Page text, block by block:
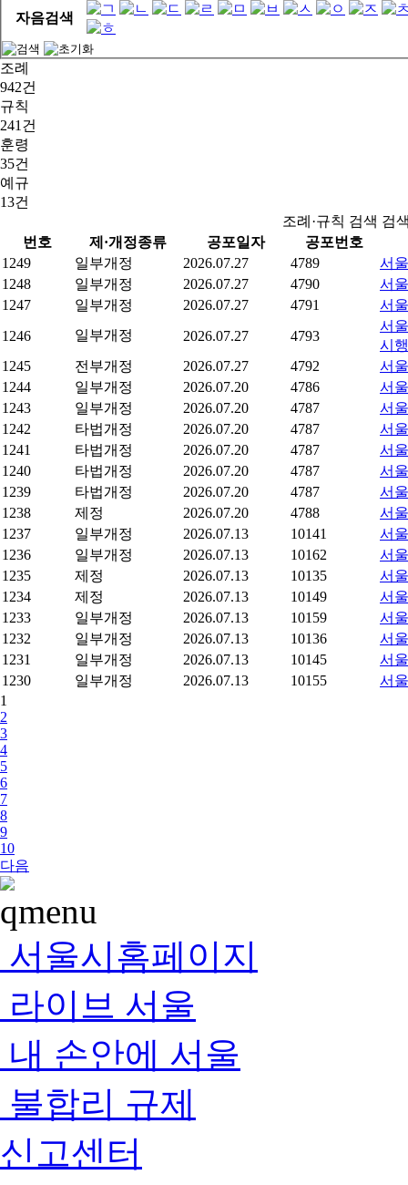
자음검색
조례
942건
규칙
241건
훈령
35건
예규
13건
조례·규칙 검색 검
번호
제·개정종류 공포일자
공포번호
1249
일부개정 2026.07.27 4789
서
1248
일부개정 2026.07.27 4790
서
1247
일부개정 2026.07.27 4791
서
1246
일부개정 2026.07.27 4793
서
시
1245
전부개정 2026.07.27 4792
서
1244
일부개정 2026.07.20 4786
서
1243
일부개정 2026.07.20 4787
서
1242
타법개정 2026.07.20 4787
서
1241
타법개정 2026.07.20 4787
서
1240
타법개정 2026.07.20 4787
서
1239
타법개정 2026.07.20 4787
서
1238
제정 2026.07.20 4788
서
1237
일부개정 2026.07.13 10141
서
1236
일부개정 2026.07.13 10162
서
1235
제정 2026.07.13 10135
서
1234
제정 2026.07.13 10149
서
1233
일부개정 2026.07.13 10159
서
1232
일부개정 2026.07.13 10136
서
1231
일부개정 2026.07.13 10145
서
1230
일부개정 2026.07.13 10155
서
1
2
3
4
5
6
7
8
9
10
다음
서울시홈페이지
라이브 서울
내 손안에 서울
불합리 규제
신고센터